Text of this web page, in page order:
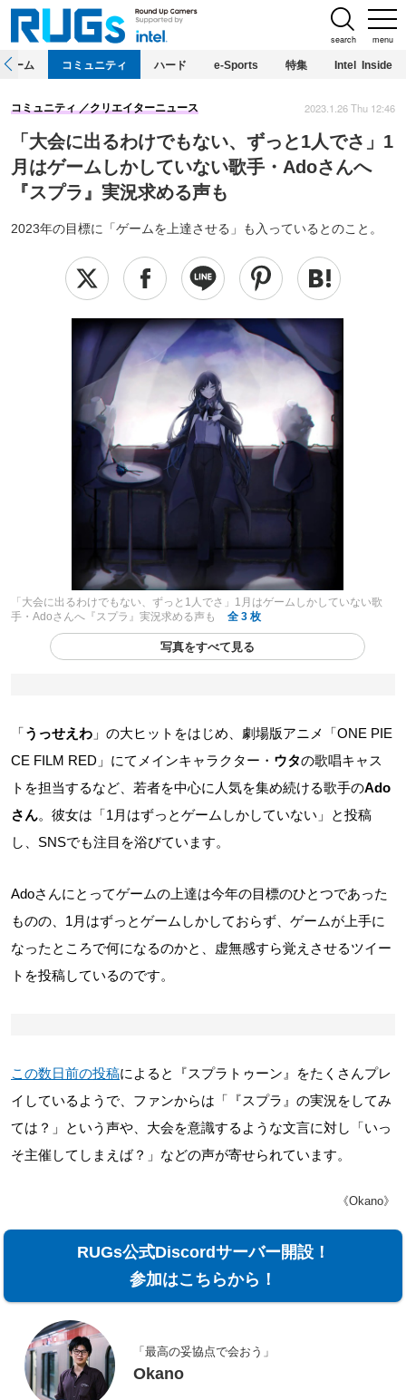
menu
search
ホーム コミュニティ ハード e-Sports 特集 Intel Inside
「大会に出るわけでもない、ずっと1人でさ」1
月はゲームしかしていない歌手・Adoさんへ
『スプラ』実況求める声も
2023年の目標に「ゲームを上達させる」も入っているとのこと。
コミュニティ クリエイターニュース 2023.1.26 Thu 12:46
「大会に出るわけでもない、ずっと1人でさ」1月はゲームしかしていない歌
手・Adoさんへ『スプラ』実況求める声も
全 3 枚
写真をすべて見る
「うっせえわ 」の大ヒットをはじめ、劇場版アニメ「ONE PIE
CE FILM RED」にてメインキャラクター・ ウタの歌唱キャス
トを担当するなど、若者を中心に人気を集め続ける歌手のAdo
さん。彼女は「1月はずっとゲームしかしていない」と投稿
し、SNSでも注目を浴びています。
Adoさんにとってゲームの上達は今年の目標のひとつであった
ものの、1月はずっとゲームしかしておらず、ゲームが上手に
なったところで何になるのかと、虚無感すら覚えさせるツイー
トを投稿しているのです。
この数日前の投稿によると『スプラトゥーン』をたくさんプレ
イしているようで、ファンからは「『スプラ』の実況をしてみ
ては？」という声や、大会を意識するような文言に対し「いっ
そ主催してしまえば？」などの声が寄せられています。
《Okano》
RUGs公式Discordサーバー開設！
参加はこちらから！
「最高の妥協点で会おう」
Okano